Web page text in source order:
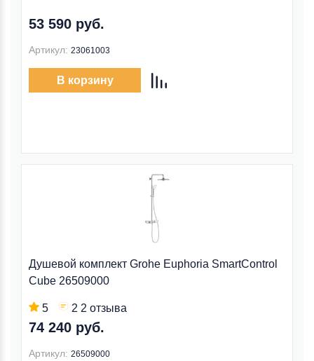
53 590 руб.
Артикул: 23061003
В корзину
Душевой комплект Grohe Euphoria SmartControl
Cube 26509000
5 2 2 отзыва
74 240 руб.
Артикул: 26509000